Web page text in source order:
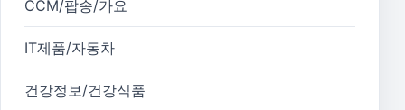
CCM/팝송/가요
IT제품/자동차
건강정보/건강식품